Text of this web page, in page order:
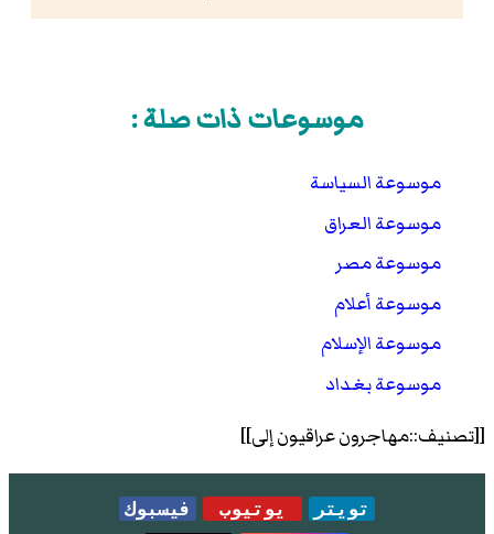
موسوعات ذات صلة :
موسوعة السياسة
موسوعة العراق
موسوعة مصر
موسوعة أعلام
موسوعة الإسلام
موسوعة بغداد
[[تصنيف::مهاجرون عراقيون إلى]]
تويتر يوتيوب فيسبوك